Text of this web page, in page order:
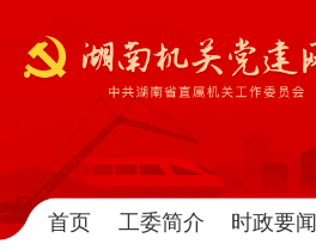
首页 工委简介 时政要闻